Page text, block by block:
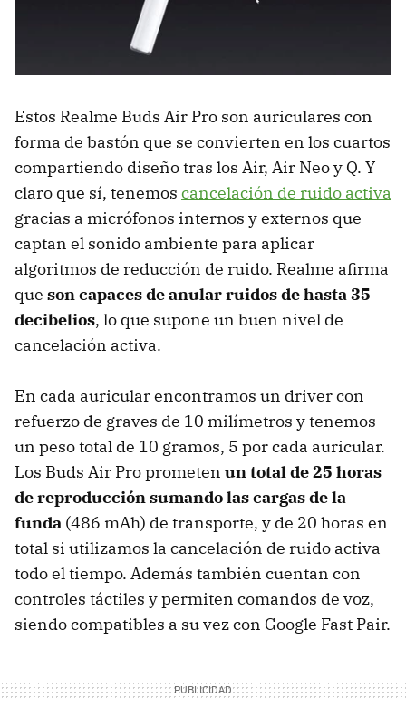
Estos Realme Buds Air Pro son auriculares con
forma de bastón que se convierten en los cuartos
compartiendo diseño tras los Air, Air Neo y Q. Y
claro que sí, tenemos cancelación de ruido activa
gracias a micrófonos internos y externos que
captan el sonido ambiente para aplicar
algoritmos de reducción de ruido. Realme afirma
que son capaces de anular ruidos de hasta 35
decibelios, lo que supone un buen nivel de
cancelación activa.
En cada auricular encontramos un driver con
refuerzo de graves de 10 milímetros y tenemos
un peso total de 10 gramos, 5 por cada auricular.
Los Buds Air Pro prometen un total de 25 horas
de reproducción sumando las cargas de la
funda (486 mAh) de transporte, y de 20 horas en
total si utilizamos la cancelación de ruido activa
todo el tiempo. Además también cuentan con
controles táctiles y permiten comandos de voz,
siendo compatibles a su vez con Google Fast Pair.